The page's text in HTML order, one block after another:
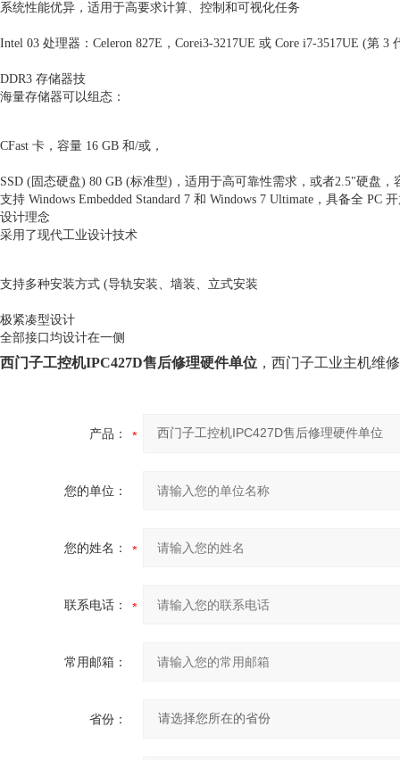
系统性能优异，适用于高要求计算、控制和可视化任务
Intel 03 处理器：Celeron 827E，Corei3-3217UE 或 Core i7-3517UE (第 3
DDR3 存储器技
海量存储器可以组态：
CFast 卡，容量 16 GB 和/或，
SSD (固态硬盘) 80 GB (标准型)，适用于高可靠性需求，或者2.5"硬盘，
支持 Windows Embedded Standard 7 和 Windows 7 Ultimate，具备全 PC
设计理念
采用了现代工业设计技术
支持多种安装方式 (导轨安装、墙装、立式安装
极紧凑型设计
全部接口均设计在一侧
西门子工控机IPC427D售后修理硬件单位 ，西门子工业主机维
产品：
您的单位：
您的姓名：
联系电话：
常用邮箱：
省份：